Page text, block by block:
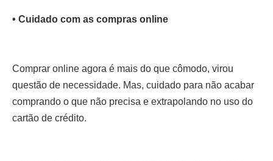
• Cuidado com as compras online
Comprar online agora é mais do que cômodo, virou
questão de necessidade. Mas, cuidado para não acabar
comprando o que não precisa e extrapolando no uso do
cartão de crédito.